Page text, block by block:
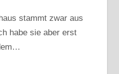
stammt zwar aus
habe sie aber erst